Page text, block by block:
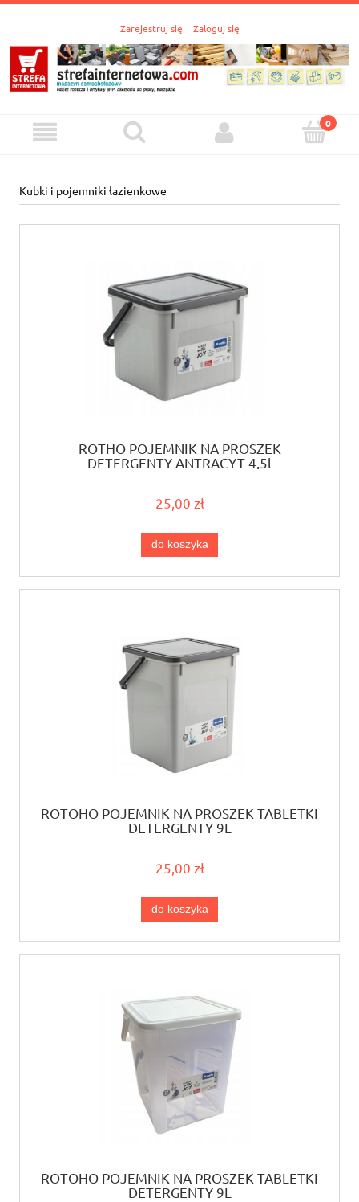
Zarejestruj się Zaloguj się
Kubki i pojemniki łazienkowe
ROTHO POJEMNIK NA PROSZEK
DETERGENTY ANTRACYT 4,5l
25,00 zł
do koszyka
ROTOHO POJEMNIK NA PROSZEK TABLETKI
DETERGENTY 9L
25,00 zł
do koszyka
ROTOHO POJEMNIK NA PROSZEK TABLETKI
DETERGENTY 9L